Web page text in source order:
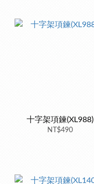
十字架項鍊(XL988)
NT$490